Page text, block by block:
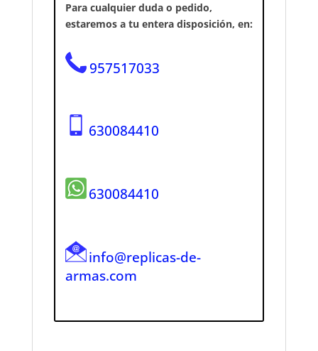
Para cualquier duda o pedido,
estaremos a tu entera disposición, en:
957517033
630084410
630084410
info@replicas-de-
armas.com